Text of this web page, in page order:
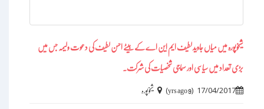
شیخوپورہ میں میاں جاوید لطیف ایم این اے کے بیٹے احسن لطیف کی دعوت ولیمہ جس میں
بڑی تعداد میں سیاسی اور سماجی شخصیات کی شرکت۔
17/04/2017
(
9 yrs ago
) شیخوپورہ